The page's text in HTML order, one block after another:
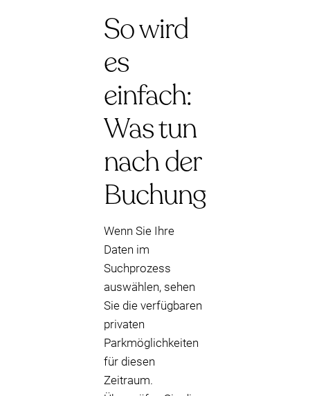
So wird
es
einfach:
Was tun
nach der
Buchung
Wenn Sie Ihre
Daten im
Suchprozess
auswählen, sehen
Sie die verfügbaren
privaten
Parkmöglichkeiten
für diesen
Zeitraum.